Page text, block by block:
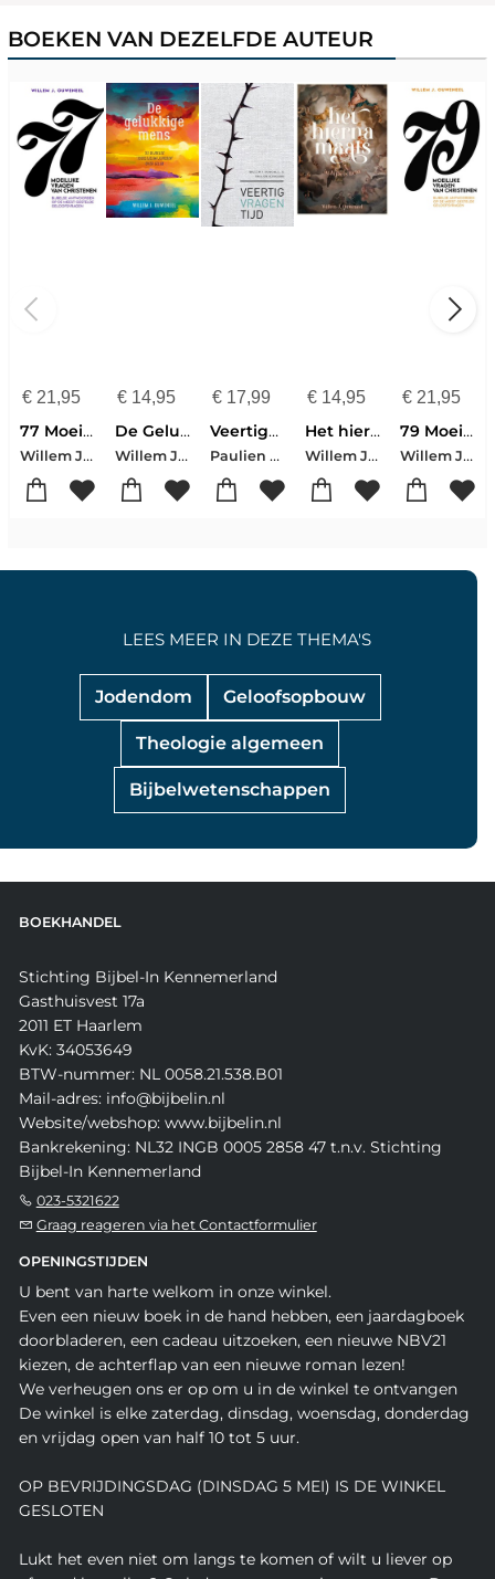
BOEKEN VAN DEZELFDE AUTEUR
€21,95
77 Moeilijke vragen van christenen
Willem J. Ouweneel
€14,95
De Gelukkige mens
Willem J. Ouweneel
€ 17,99
Veertigvragentijd
Paulien Vervoorn-Willem J. Ouweneel
€ 14,95
Het hiernamaals
Willem J. Ouweneel
€ 21,95
79 Moeilijke vragen van christenen
Willem J. Ouweneel
Jodendom Geloofsopbouw
Theologie algemeen
Bijbelwetenschappen
LEES MEER IN DEZE THEMA'S
BOEKHANDEL
Stichting Bijbel-In Kennemerland
Gasthuisvest 17a
2011 ET Haarlem
KvK: 34053649
BTW-nummer: NL 0058.21.538.B01
Mail-adres: info@bijbelin.nl
Website/webshop: www.bijbelin.nl
Bankrekening: NL32 INGB 0005 2858 47 t.n.v. Stichting
Bijbel-In Kennemerland
023-5321622
Graag reageren via het Contactformulier
OPENINGSTIJDEN
U bent van harte welkom in onze winkel.
Even een nieuw boek in de hand hebben, een jaardagboek
doorbladeren, een cadeau uitzoeken, een nieuwe NBV21
kiezen, de achterflap van een nieuwe roman lezen!
We verheugen ons er op om u in de winkel te ontvangen
De winkel is elke zaterdag, dinsdag, woensdag, donderdag
en vrijdag open van half 10 tot 5 uur.
OP BEVRIJDINGSDAG (DINSDAG 5 MEI) IS DE WINKEL
GESLOTEN
Lukt het even niet om langs te komen of wilt u liever op